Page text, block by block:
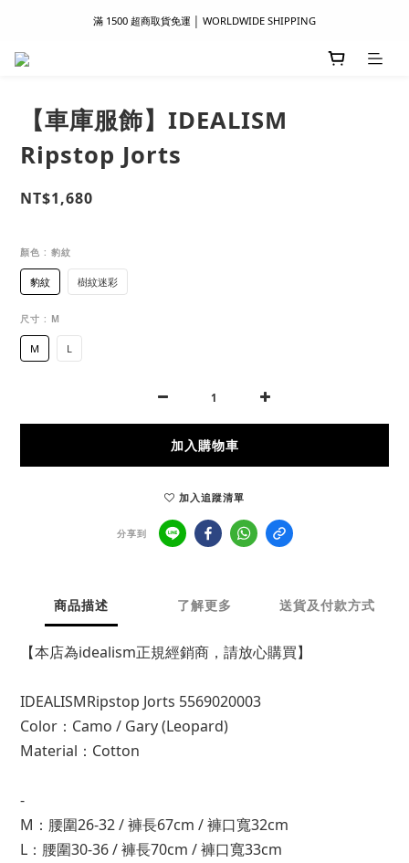
滿 1500 超商取貨免運 │ WORLDWIDE SHIPPING
滿 1500 超商取貨免運 │ WORLDWIDE SHIPPING
滿 1500 超商取貨免運 │ WORLDWIDE SHIPPING
【車庫服飾】IDEALISM
Ripstop Jorts
NT$1,680
顏色 : 豹紋
豹紋 樹紋迷彩
尺寸 : M
M L
加入購物車
加入追蹤清單
分享到
商品描述 了解更多 送貨及付款方式
【本店為idealism正規經銷商，請放心購買】
IDEALISMRipstop Jorts 5569020003
Color：Camo / Gary (Leopard)
Material：Cotton
-
M：腰圍26-32 / 褲長67cm / 褲口寬32cm
L：腰圍30-36 / 褲長70cm / 褲口寬33cm